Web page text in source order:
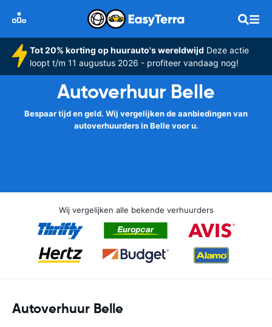
Tot 20% korting op huurauto's wereldwijd Deze actie
loopt t/m 11 augustus 2026 - profiteer vandaag nog!
Autoverhuur Belle
Bespaar tijd en geld. Wij vergelijken de aanbiedingen van
autoverhuurders in Belle voor u.
Wij vergelijken alle bekende verhuurders
Autoverhuur Belle